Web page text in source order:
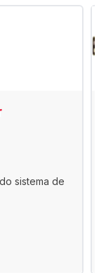
sistema de